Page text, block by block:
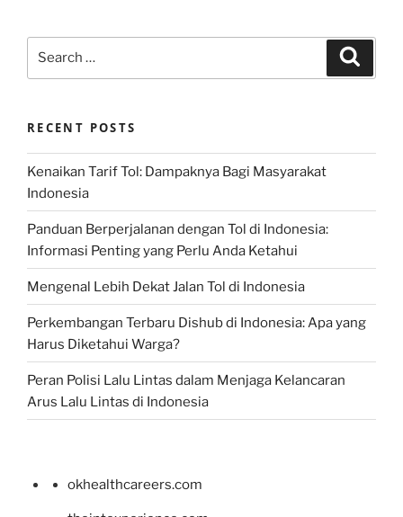
RECENT POSTS
Kenaikan Tarif Tol: Dampaknya Bagi Masyarakat
Indonesia
Panduan Berperjalanan dengan Tol di Indonesia:
Informasi Penting yang Perlu Anda Ketahui
Mengenal Lebih Dekat Jalan Tol di Indonesia
Perkembangan Terbaru Dishub di Indonesia: Apa yang
Harus Diketahui Warga?
Peran Polisi Lalu Lintas dalam Menjaga Kelancaran
Arus Lalu Lintas di Indonesia
okhealthcareers.com